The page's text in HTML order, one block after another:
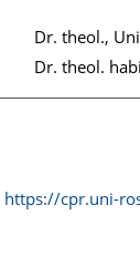
Dr. theol.,
Dr. theol.
https://cpr.uni-